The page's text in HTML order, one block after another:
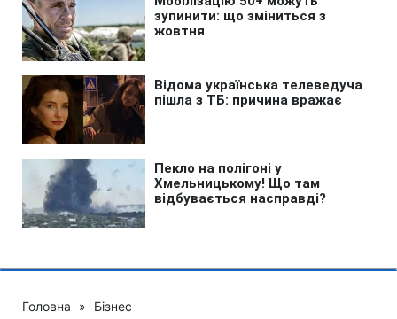
Головна » Бізнес